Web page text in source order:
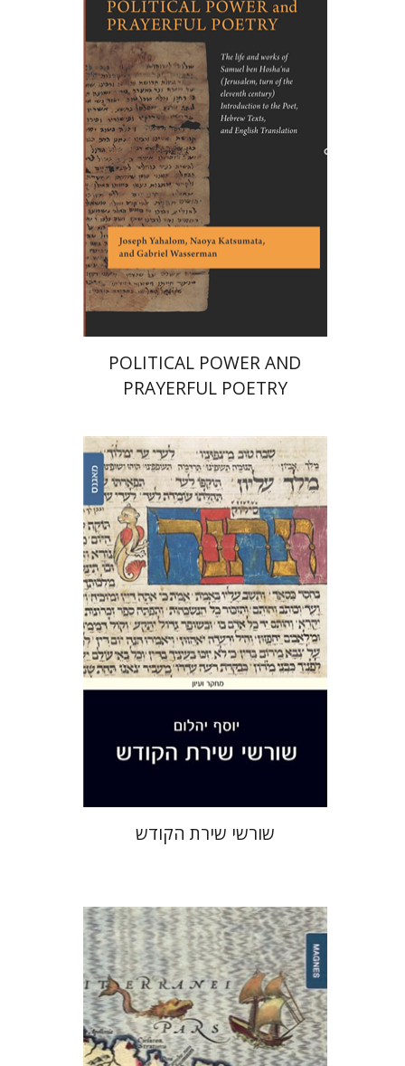
נאויה קצומטה
גבריאל
POLITICAL POWER AND
PRAYERFUL POETRY
יוסף יהלום
הנחת אתר ספר מודפס
$35
$32
שורשי שירת הקודש
יוסף יהלום